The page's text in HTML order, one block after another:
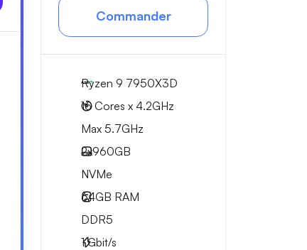
Commander
Ryzen 9 7950X3D
16 Cores x 4.2GHz
Max 5.7GHz
2x960GB
NVMe
64GB RAM
DDR5
1Gbit/s